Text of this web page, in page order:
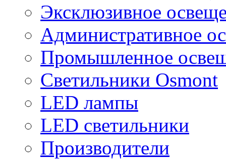
Эксклюзивное
Административное
Промышленное
Светильники Osmont
LED лампы
LED светильники
Производители